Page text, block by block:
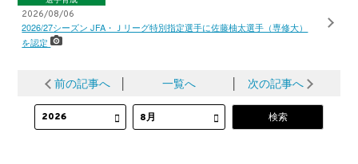
2026/08/06
2026/27シーズン JFA・Ｊリーグ特別指定選手に佐藤柚太選手（専修大）
を認定
前の記事へ 一覧へ 次の記事へ